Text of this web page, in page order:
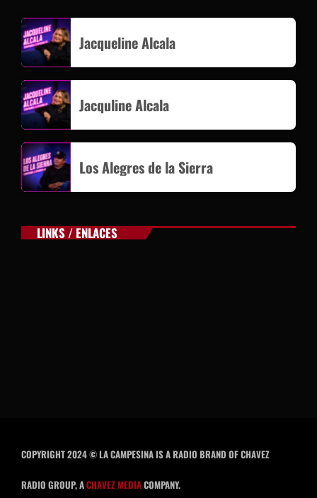
Jacqueline Alcala
Jacquline Alcala
Los Alegres de la Sierra
LINKS / ENLACES
COPYRIGHT 2024 © LA CAMPESINA IS A RADIO BRAND OF CHAVEZ
RADIO GROUP, ACHAVEZ MEDIACOMPANY.